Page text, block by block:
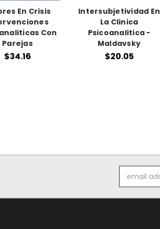
En Crisis
Con
Parejas
$34.16
Intersubjetividad En
La Clinica
Psicoanalitica -
Maldavsky
$20.05
Address